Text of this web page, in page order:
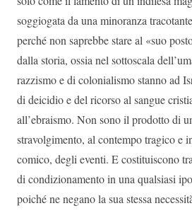
soggiogata da una minoranza
perché non saprebbe stare al «suo
dalla storia, ossia nel sottoscala
razzismo e di colonialismo stanno ad
di deicidio e del ricorso al sangue
all’ebraismo. Non sono il prodotto di
stravolgimento, al contempo tragico e
comico, degli eventi. E costituiscono
di condizionamento in una qualsiasi
poiché ne negano la sua stessa